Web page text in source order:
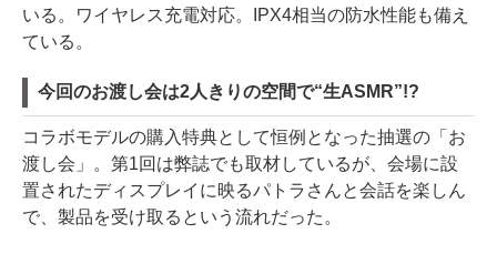
いる。ワイヤレス充電対応。IPX4相当の防水性能も備え
ている。
今回のお渡し会は2人きりの空間で“生ASMR”!?
コラボモデルの購入特典として恒例となった抽選の「お
渡し会」。第1回は弊誌でも取材しているが、会場に設
置されたディスプレイに映るパトラさんと会話を楽しん
で、製品を受け取るという流れだった。